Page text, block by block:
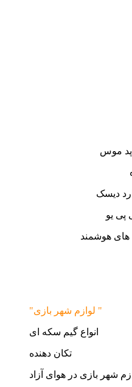
پد موس
دیسک
پی یو
هوشمند
"لوازم شهر بازی "
انواع گیم سکه ای
تکان دهنده
شهر بازی در هوای آزاد